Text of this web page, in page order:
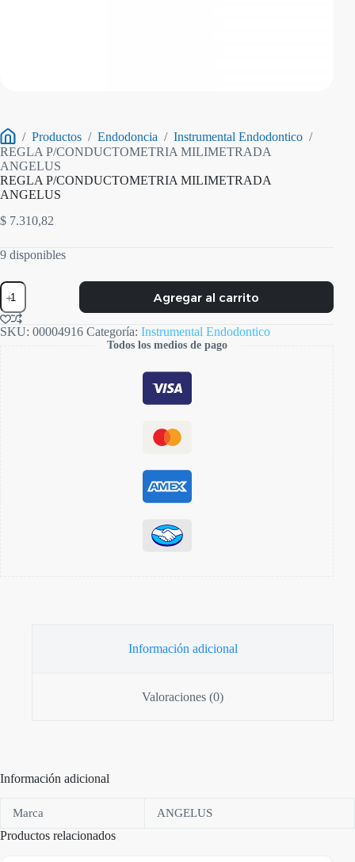
Inicio
/ Productos / Endodoncia / Instrumental Endodontico /
REGLA P/CONDUCTOMETRIA MILIMETRADA
ANGELUS
REGLA P/CONDUCTOMETRIA MILIMETRADA
ANGELUS
$ 7.310,82
9 disponibles
REGLA
P/CONDUCTOMETRIA
MILIMETRADA
ANGELUS
Agregar al carrito
SKU: 00004916 Categoría: Instrumental Endodontico
Todos los medios de pago
Información adicional
Valoraciones (0)
Información adicional
Marca ANGELUS
Productos relacionados